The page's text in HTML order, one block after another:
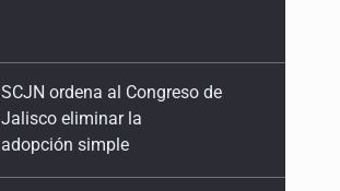
Jalisco eliminar la
adopción simple
Cae ex mando por agresión a ex
pareja y procesan a agente por